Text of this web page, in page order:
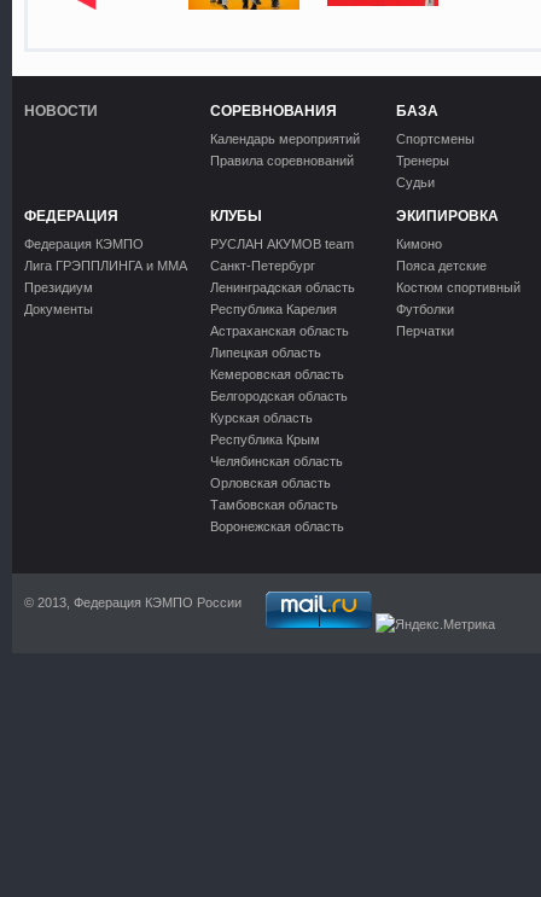
НОВОСТИ СОРЕВНОВАНИЯ
Календарь мероприятий
Правила соревнований
БАЗА
Спортсмены
Тренеры
Судьи
ФЕДЕРАЦИЯ
Федерация КЭМПО
Лига ГРЭППЛИНГА и ММА
Президиум
Документы
КЛУБЫ
РУСЛАН АКУМОВ team
Санкт-Петербург
Ленинградская область
Республика Карелия
Астраханская область
Липецкая область
Кемеровская область
Белгородская область
Курская область
Республика Крым
Челябинская область
Орловская область
Тамбовская область
Воронежская область
ЭКИПИРОВКА
Кимоно
Пояса детские
Костюм спортивный
Футболки
Перчатки
© 2013, Федерация КЭМПО России